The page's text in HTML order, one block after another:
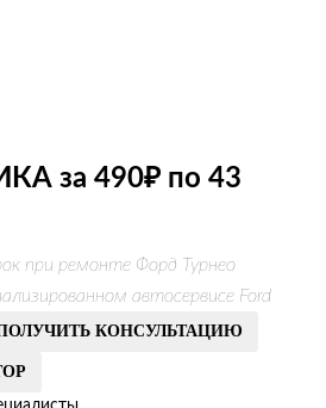
за 490₽ по 43
при ремонте Форд Турнео
автосервисе Ford
КОНСУЛЬТАЦИЮ